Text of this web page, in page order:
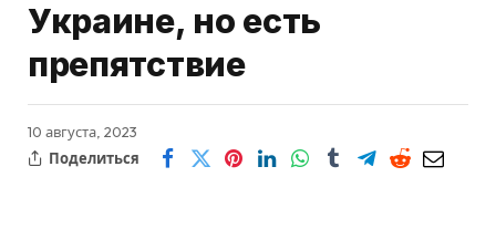
Украине, но есть
препятствие
10 августа, 2023
Поделиться